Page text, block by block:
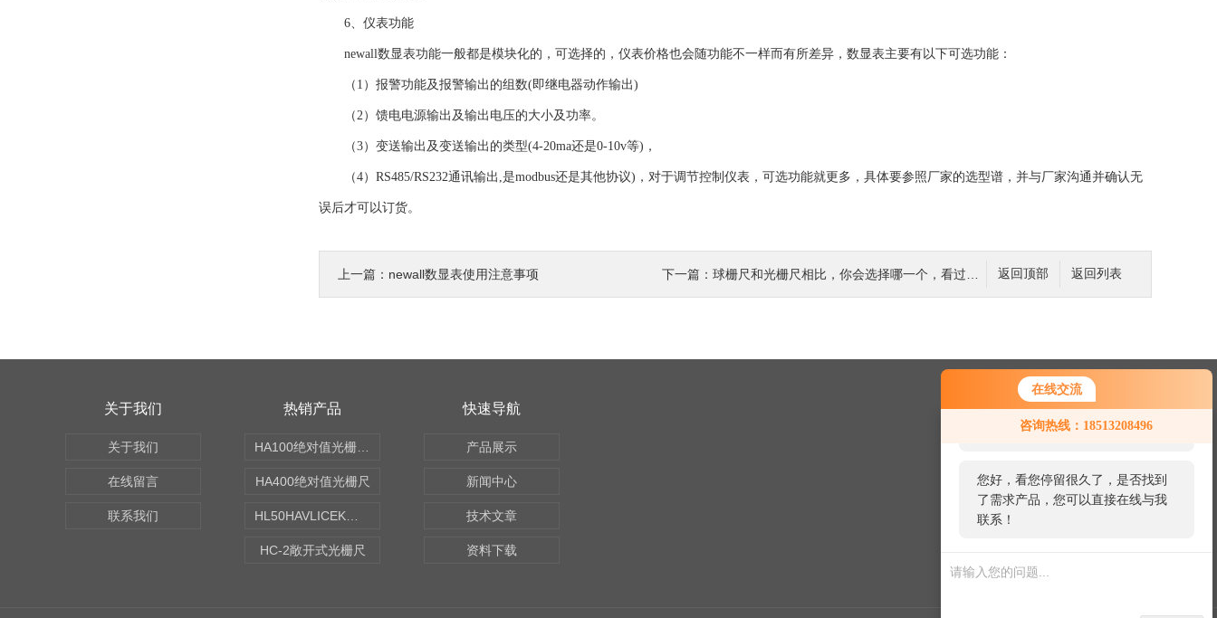
在线交流
咨询热线：18513208496
您好！欢迎前来咨询，很高兴为您
服务，请问您要咨询什么问题呢？
您好，看您停留很久了，是否找到
了需求产品，您可以直接在线与我
联系！
6、仪表功能
newall数显表功能一般都是模块化的，可选择的，仪表价格也会随功能不一样而有所差异，数显表主要有以下可选功能：
（1）报警功能及报警输出的组数(即继电器动作输出)
（2）馈电电源输出及输出电压的大小及功率。
（3）变送输出及变送输出的类型(4-20ma还是0-10v等)，
（4）RS485/RS232通讯输出,是modbus还是其他协议)，对于调节控制仪表，可选功能就更多，具体要参照厂家的选型谱，并与厂家沟通并确认无
误后才可以订货。
上一篇： newall数显表使用注意事项 下一篇： 球栅尺和光栅尺相比，你会选择哪一个，看过来！ 返回列表
返回顶部
关于我们
关于我们
在线留言
联系我们
热销产品
HA400绝对值光栅尺
HC-2敞开式光栅尺
快速导航
产品展示
新闻中心
技术文章
资料下载
联系我们
010-60356270